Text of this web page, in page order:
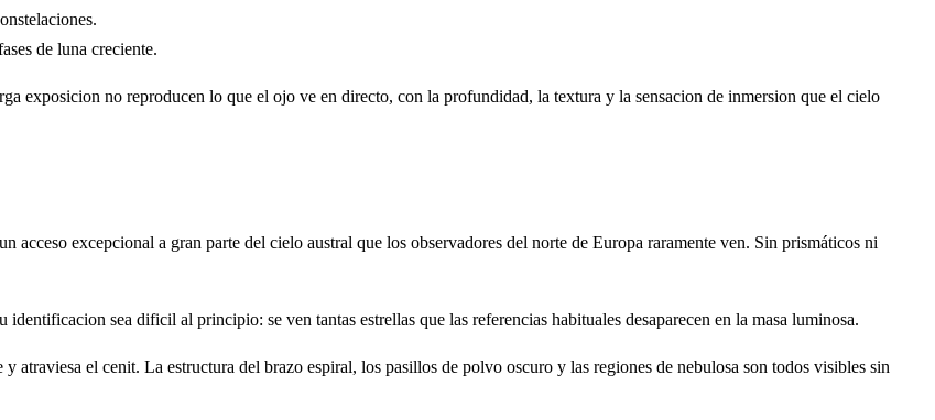
de luna creciente.
exposicion no reproducen lo que el ojo ve en directo, con la profundidad, la textura y la sensacion de inmersion que el cielo
acceso excepcional a gran parte del cielo austral que los observadores del norte de Europa raramente ven. Sin prismáticos ni
identificacion sea dificil al principio: se ven tantas estrellas que las referencias habituales desaparecen en la masa luminosa.
atraviesa el cenit. La estructura del brazo espiral, los pasillos de polvo oscuro y las regiones de nebulosa son todos visibles sin